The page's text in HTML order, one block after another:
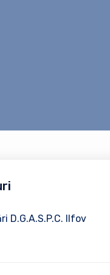
D.G.A.S.P.C. Ilfov